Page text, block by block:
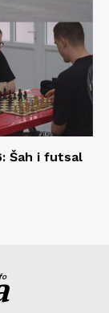
Šah i futsal